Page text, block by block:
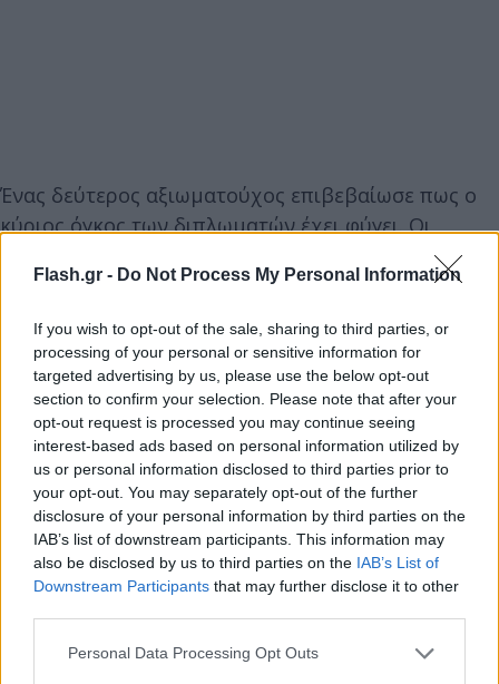
Flash.gr - Do Not Process My Personal Information
If you wish to opt-out of the sale, sharing to third parties, or
processing of your personal or sensitive information for
targeted advertising by us, please use the below opt-out
section to confirm your selection. Please note that after your
opt-out request is processed you may continue seeing
interest-based ads based on personal information utilized by
us or personal information disclosed to third parties prior to
your opt-out. You may separately opt-out of the further
disclosure of your personal information by third parties on the
IAB’s list of downstream participants. This information may
also be disclosed by us to third parties on the IAB’s List of
Downstream Participants that may further disclose it to other
Please note that this website/app uses one or more Google
Personal Data Processing Opt Outs
Ένας δεύτερος αξιωματούχος επιβεβαίωσε πως ο
κύριος όγκος των διπλωματών έχει φύγει. Οι
περιλαμβάνεται ο πρεσβευτής Ρος Γουίλσον, ο
που θα φύγουν από την Καμπούλ.
Η Ουάσινγκτον αναμένεται να αποσύρει όλους τους
διπλωμάτες της από την Καμπούλ πριν από την
αποχώρηση των τελευταίων στρατιωτών την
αυριανή καταληκτική ημερομηνία.